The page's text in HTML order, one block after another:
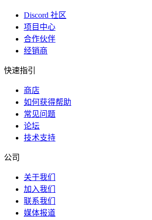
Discord 社区
项目中心
合作伙伴
经销商
快速指引
商店
如何获得帮助
常见问题
论坛
技术支持
公司
关于我们
加入我们
联系我们
媒体报道